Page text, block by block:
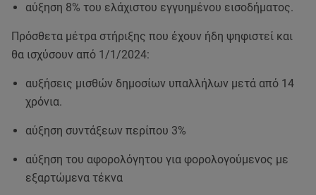
αύξηση 8% του ελάχιστου εγγυημένου εισοδήματος.
Πρόσθετα μέτρα στήριξης που έχουν ήδη ψηφιστεί και
θα ισχύσουν από 1/1/2024:
αυξήσεις μισθών δημοσίων υπαλλήλων μετά από 14
χρόνια.
αύξηση συντάξεων περίπου 3%
αύξηση του αφορολόγητου για φορολογούμενος με
εξαρτώμενα τέκνα